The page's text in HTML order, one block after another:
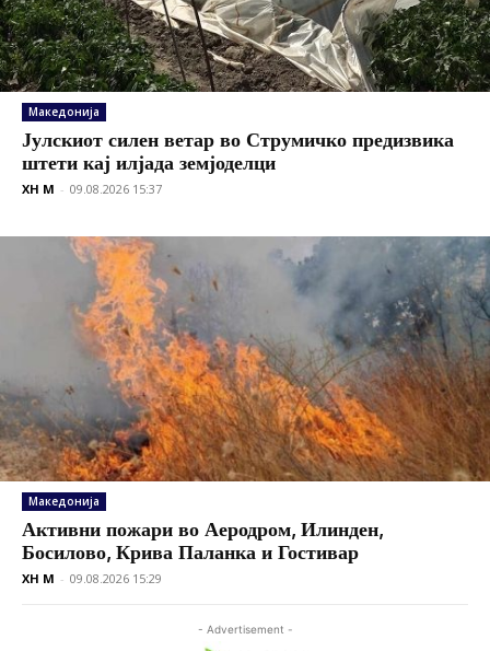
Македонија
Јулскиот силен ветар во Струмичко предизвика
штети кај илјада земјоделци
XH M - 09.08.2026 15:37
Македонија
Активни пожари во Аеродром, Илинден,
Босилово, Крива Паланка и Гостивар
XH M - 09.08.2026 15:29
- Advertisement -